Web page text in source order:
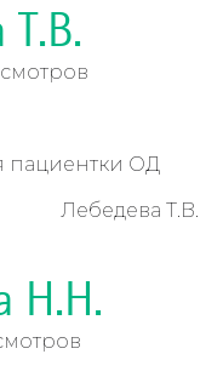
Т.В.
пациентки ОД
Лебедева Т.В.
Н.Н.